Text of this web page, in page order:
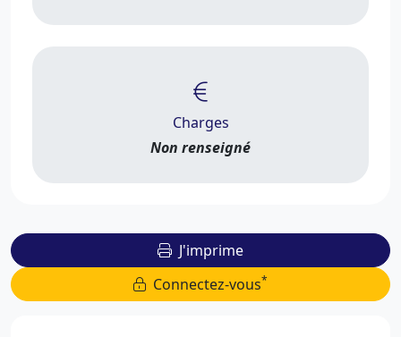
Charges
Non renseigné
J'imprime
Connectez-vous*